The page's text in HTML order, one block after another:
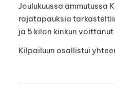
Joulukuussa ammutussa
rajatapauksia
ja 5 kilon kinkun
Kilpailuun osallistui